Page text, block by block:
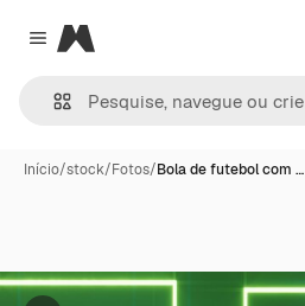
Close menu
Magnific
Início/stock/Fotos/Bola de futebol com …